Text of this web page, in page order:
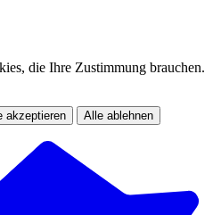
die Ihre Zustimmung brauchen.
akzeptieren Alle ablehnen